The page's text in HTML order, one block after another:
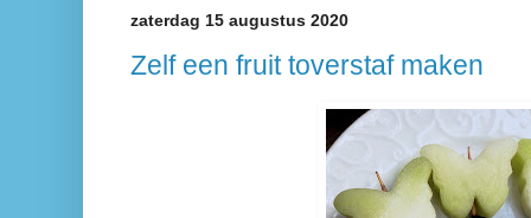
zaterdag 15 augustus 2020
Zelf een fruit toverstaf maken